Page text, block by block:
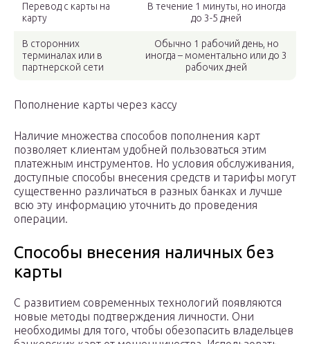
Перевод с карты на
карту
В течение 1 минуты, но иногда
до 3-5 дней
В сторонних
терминалах или в
партнерской сети
Обычно 1 рабочий день, но
иногда – моментально или до 3
рабочих дней
Пополнение карты через кассу
Наличие множества способов пополнения карт
позволяет клиентам удобней пользоваться этим
платежным инструментов. Но условия обслуживания,
доступные способы внесения средств и тарифы могут
существенно различаться в разных банках и лучше
всю эту информацию уточнить до проведения
операции.
Способы внесения наличных без
карты
С развитием современных технологий появляются
новые методы подтверждения личности. Они
необходимы для того, чтобы обезопасить владельцев